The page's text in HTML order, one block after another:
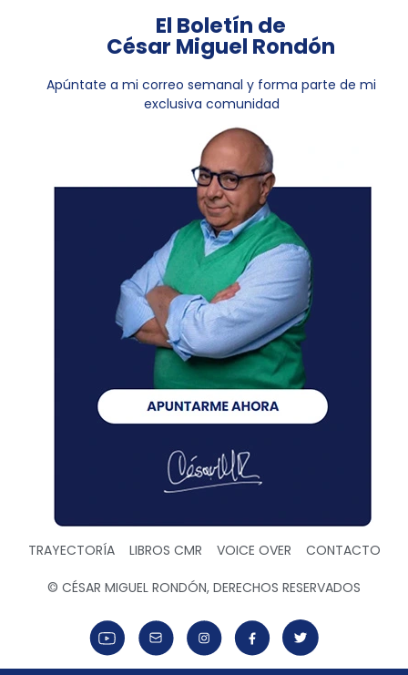
El Boletín de
César Miguel Rondón
Apúntate a mi correo semanal y forma parte de mi
exclusiva comunidad
TRAYECTORÍA LIBROS CMR VOICE OVER CONTACTO
© CÉSAR MIGUEL RONDÓN, DERECHOS RESERVADOS